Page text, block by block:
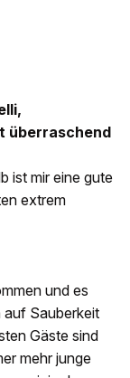
überraschend
ist mir eine gute
extrem
und es
auf Sauberkeit
Gäste sind
mehr junge